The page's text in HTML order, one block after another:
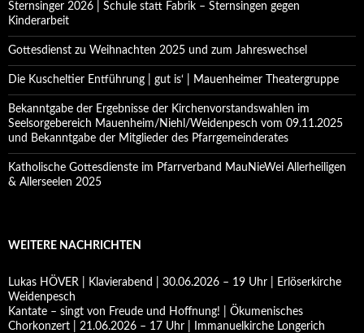
Sternsinger 2026 | Schule statt Fabrik – Sternsingen gegen
Kinderarbeit
Gottesdienst zu Weihnachten 2025 und zum Jahreswechsel
Die Kuscheltier Entführung | gut is‘ | Mauenheimer Theatergruppe
Bekanntgabe der Ergebnisse der Kirchenvorstandswahlen im
Seelsorgebereich Mauenheim/Niehl/Weidenpesch vom 09.11.2025
und Bekanntgabe der Mitglieder des Pfarrgemeinderates
Katholische Gottesdienste im Pfarrverband MauNieWei Allerheiligen
& Allerseelen 2025
WEITERE NACHRICHTEN
Lukas HÖVER | Klavierabend | 30.06.2026 – 19 Uhr | Erlöserkirche
Weidenpesch
Kantate – singt von Freude und Hoffnung! | Ökumenisches
Chorkonzert | 21.06.2026 – 17 Uhr | Immanuelkirche Longerich